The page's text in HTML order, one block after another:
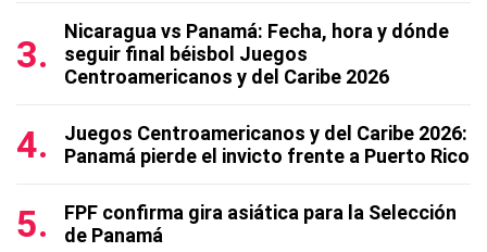
Nicaragua vs Panamá: Fecha, hora y dónde
seguir final béisbol Juegos
Centroamericanos y del Caribe 2026
Juegos Centroamericanos y del Caribe 2026:
Panamá pierde el invicto frente a Puerto Rico
FPF confirma gira asiática para la Selección
de Panamá